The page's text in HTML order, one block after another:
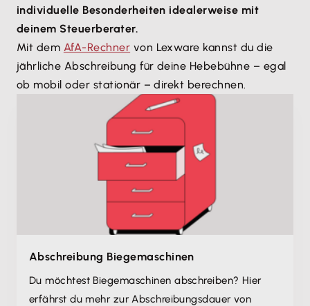
individuelle Besonderheiten idealerweise mit
deinem Steuerberater.
Mit dem AfA-Rechner von Lexware kannst du die
jährliche Abschreibung für deine Hebebühne – egal
ob mobil oder stationär – direkt berechnen.
Abschreibung Biegemaschinen
Du möchtest Biegemaschinen abschreiben? Hier
erfährst du mehr zur Abschreibungsdauer von